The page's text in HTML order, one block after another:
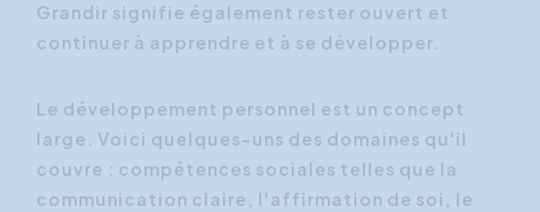
Grandir signifie également rester ouvert et
continuer à apprendre et à se développer.
Le développement personnel est un concept
large. Voici quelques-uns des domaines qu'il
couvre : compétences sociales telles que la
communication claire, l'affirmation de soi, le